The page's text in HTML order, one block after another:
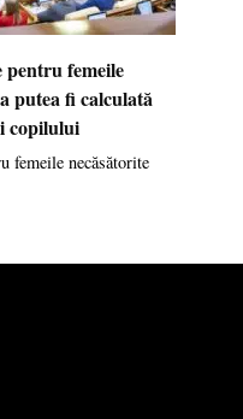
femeile
putea fi calculată
copilului
femeile necăsătorite